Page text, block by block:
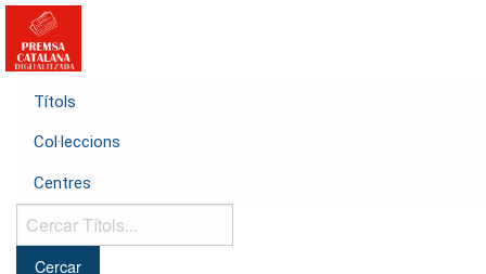
Títols
Col·leccions
Centres
Cercar
Títols...